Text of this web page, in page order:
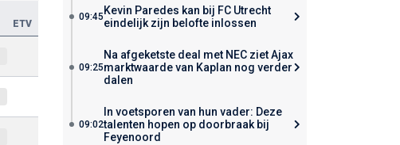
ETV
09:45 Kevin Paredes kan bij FC Utrecht
eindelijk zijn belofte inlossen
09:25
Na afgeketste deal met NEC ziet Ajax
marktwaarde van Kaplan nog verder
dalen
09:02
In voetsporen van hun vader: Deze
talenten hopen op doorbraak bij
Feyenoord